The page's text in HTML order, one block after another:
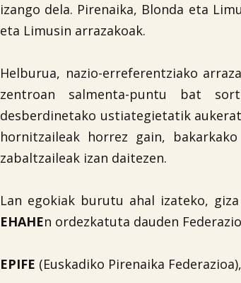
izango dela. Pirenaika, Blonda eta
eta Limusin arrazakoak.
Helburua, nazio-erreferentziako
zentroan salmenta-puntu bat
desberdinetako ustiategietatik
hornitzaileak horrez gain,
zabaltzaileak izan daitezen.
Lan egokiak burutu ahal izateko,
EHAHEn ordezkatuta dauden
EPIFE (Euskadiko Pirenaika Federazioa),